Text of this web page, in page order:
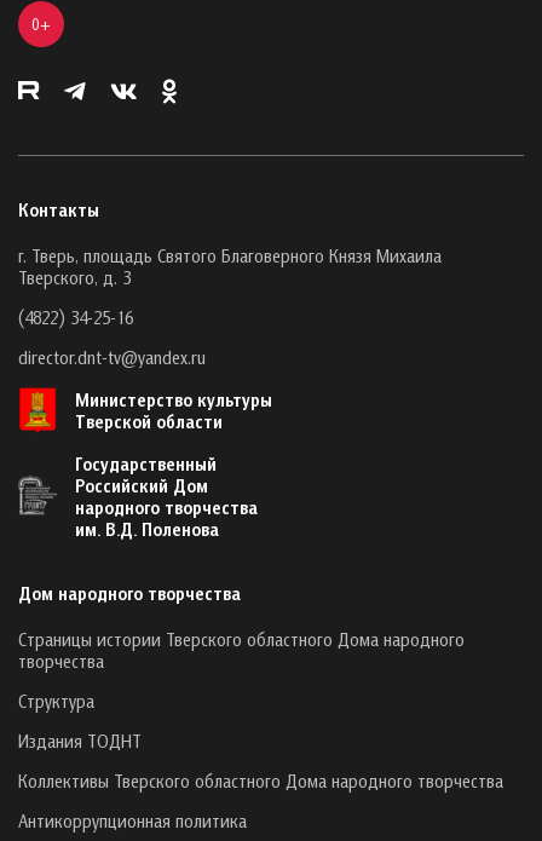
0+
Контакты
г. Тверь, площадь Святого Благоверного Князя Михаила
Тверского, д. 3
(4822) 34-25-16
director.dnt-tv@yandex.ru
Министерство культуры
Тверской области
Государственный
Российский Дом
народного творчества
им. В.Д. Поленова
Дом народного творчества
Страницы истории Тверского областного Дома народного
творчества
Структура
Издания ТОДНТ
Коллективы Тверского областного Дома народного творчества
Антикоррупционная политика